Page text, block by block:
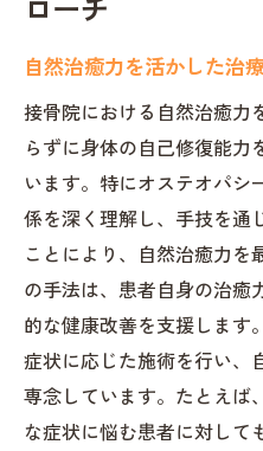
自然治癒力を活かした治
接骨院における自然治癒力
らずに身体の自己修復能力
います。特にオステオパシ
係を深く理解し、手技を通
ことにより、自然治癒力を
の手法は、患者自身の治癒
的な健康改善を支援します
症状に応じた施術を行い、
専念しています。たとえば
な症状に悩む患者に対して